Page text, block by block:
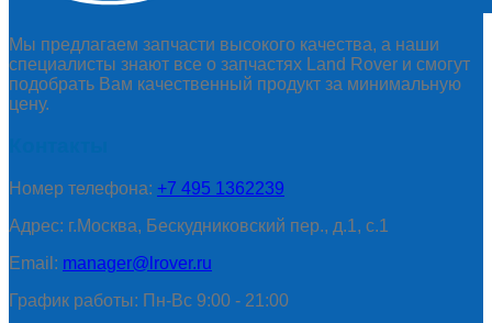
Мы предлагаем запчасти высокого качества, а наши
специалисты знают все о запчастях Land Rover и смогут
подобрать Вам качественный продукт за минимальную
цену.
Номер телефона: +7 495 1362239
Адрес: г.Москва, Бескудниковский пер., д.1, с.1
Email: manager@lrover.ru
График работы: Пн-Вс 9:00 - 21:00